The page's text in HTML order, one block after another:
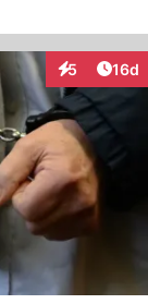
5
Interaktionen
16d